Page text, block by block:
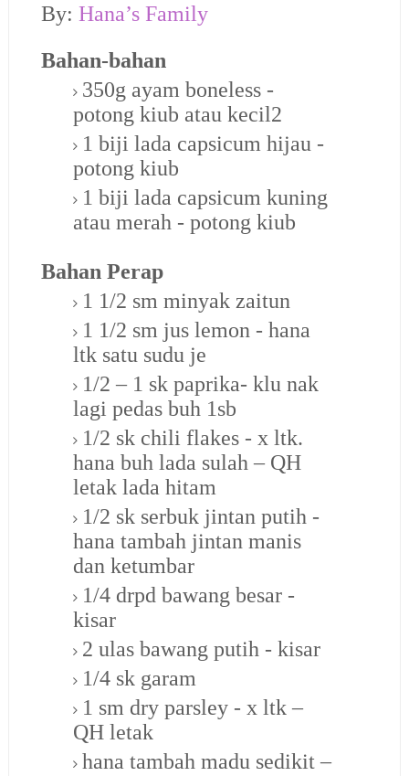
By: Hana’s Family
Bahan-bahan
350g ayam boneless -
potong kiub atau kecil2
1 biji lada capsicum hijau -
potong kiub
1 biji lada capsicum kuning
atau merah - potong kiub
Bahan Perap
1 1/2 sm minyak zaitun
1 1/2 sm jus lemon - hana
ltk satu sudu je
1/2 – 1 sk paprika- klu nak
lagi pedas buh 1sb
1/2 sk chili flakes - x ltk.
hana buh lada sulah – QH
letak lada hitam
1/2 sk serbuk jintan putih -
hana tambah jintan manis
dan ketumbar
1/4 drpd bawang besar -
kisar
2 ulas bawang putih - kisar
1/4 sk garam
1 sm dry parsley - x ltk –
QH letak
hana tambah madu sedikit –